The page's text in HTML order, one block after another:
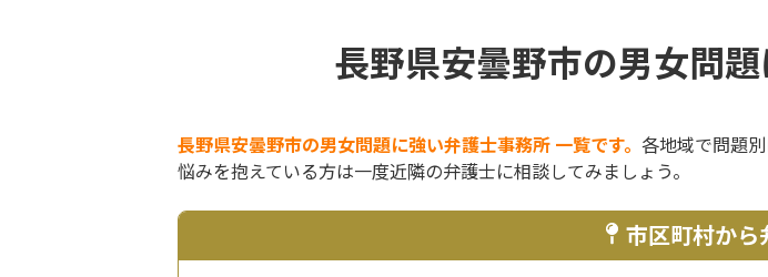
長野県安曇野市の男女問
長野県安曇野市の男女問題に強い弁護士事務所 一覧です。 各地域で問題
悩みを抱えている方は一度近隣の弁護士に相談してみましょう。
市区町村から